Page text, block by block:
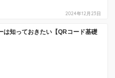
2024年12月23日
は知っておきたい【QRコード基礎